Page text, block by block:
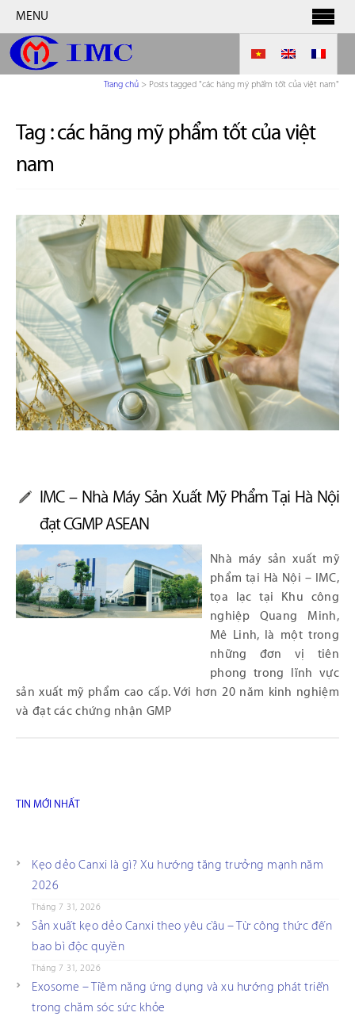
MENU
Trang chủ > Posts tagged "các hãng mỹ phẩm tốt của việt nam"
Tag :các hãng mỹ phẩm tốt của việt
nam
IMC – Nhà Máy Sản Xuất Mỹ Phẩm Tại Hà Nội
đạt CGMP ASEAN
Nhà máy sản xuất mỹ
phẩm tại Hà Nội – IMC,
tọa lạc tại Khu công
nghiệp Quang Minh,
Mê Linh, là một trong
những đơn vị tiên
phong trong lĩnh vực
sản xuất mỹ phẩm cao cấp. Với hơn 20 năm kinh nghiệm
và đạt các chứng nhận GMP
TIN MỚI NHẤT
Kẹo dẻo Canxi là gì? Xu hướng tăng trưởng mạnh năm
2026
Tháng 7 31, 2026
Sản xuất kẹo dẻo Canxi theo yêu cầu – Từ công thức đến
bao bì độc quyền
Tháng 7 31, 2026
Exosome – Tiềm năng ứng dụng và xu hướng phát triển
trong chăm sóc sức khỏe